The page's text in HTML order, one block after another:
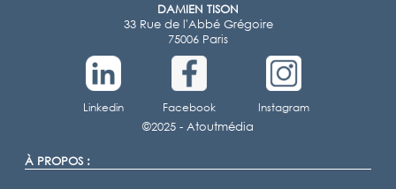
DAMIEN TISON
33 Rue de l'Abbé Grégoire
75006 Paris
Linkedin Facebook
Instagram
©2025 - Atoutmédia
À PROPOS :